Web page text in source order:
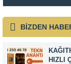
para kasaları açma
Alarm, kepenk
bariyer ve panjur
kopyalanır.
yüksek
BİZDEN
HIZLI